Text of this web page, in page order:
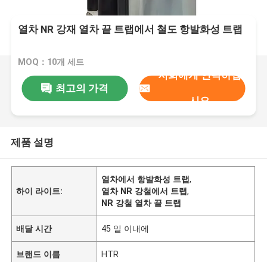
열차 NR 강재 열차 끝 트랩에서 철도 항발화성 트랩
MOQ：10개 세트
최고의 가격
저희에게 연락하십
시오
제품 설명
하이 라이트:
열차에서 항발화성 트랩,
열차 NR 강철에서 트랩,
NR 강철 열차 끝 트랩
배달 시간 45 일 이내에
브랜드 이름 HTR